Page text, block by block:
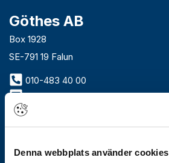
Denna webbplats använder cookies
Göthes AB
Box 1928
SE-791 19 Falun
010-483 40 00
info@gothes.se
Vårt erbjudande